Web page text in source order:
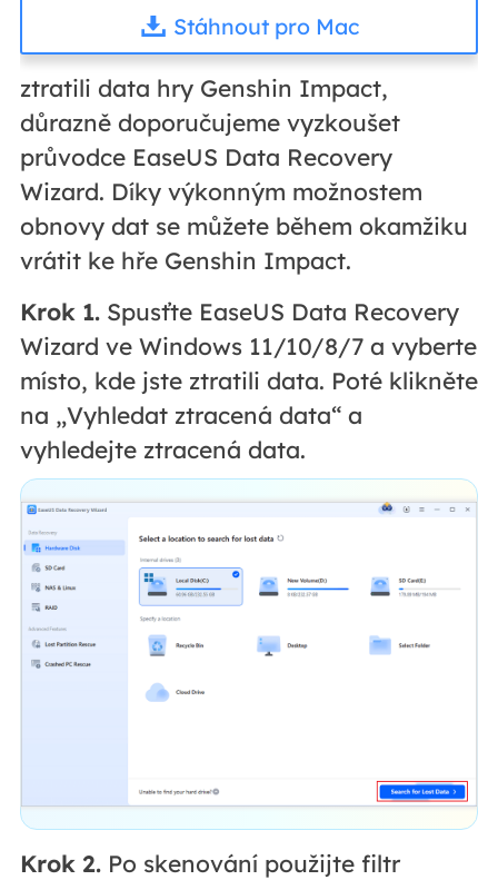
Stáhnout pro Mac
ztratili data hry Genshin Impact,
důrazně doporučujeme vyzkoušet
průvodce EaseUS Data Recovery
Wizard. Díky výkonným možnostem
obnovy dat se můžete během okamžiku
vrátit ke hře Genshin Impact.
Krok 1.Spusťte EaseUS Data Recovery
Wizard ve Windows 11/10/8/7 a vyberte
místo, kde jste ztratili data. Poté klikněte
na „Vyhledat ztracená data“ a
vyhledejte ztracená data.
Krok 2.Po skenování použijte filtr